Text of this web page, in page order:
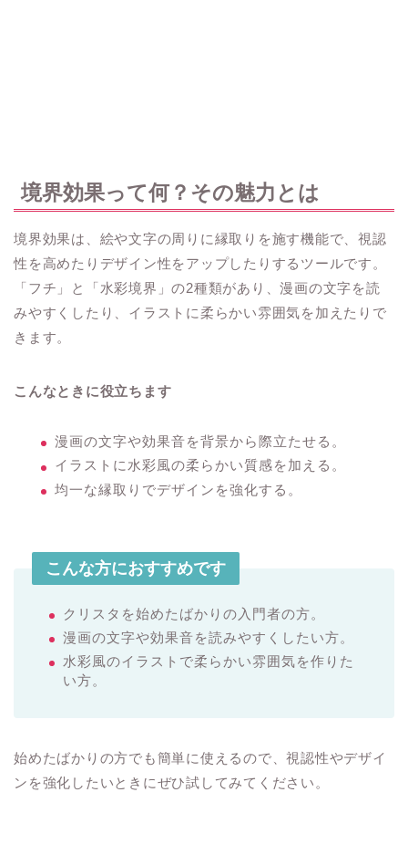
境界効果って何？その魅力とは
境界効果は、絵や文字の周りに縁取りを施す機能で、視認
性を高めたりデザイン性をアップしたりするツールです。
「フチ」と「水彩境界」の2種類があり、漫画の文字を読
みやすくしたり、イラストに柔らかい雰囲気を加えたりで
きます。
こんなときに役立ちます
漫画の文字や効果音を背景から際立たせる。
イラストに水彩風の柔らかい質感を加える。
均一な縁取りでデザインを強化する。
こんな方におすすめです
クリスタを始めたばかりの入門者の方。
漫画の文字や効果音を読みやすくしたい方。
水彩風のイラストで柔らかい雰囲気を作りた
い方。
始めたばかりの方でも簡単に使えるので、視認性やデザイ
ンを強化したいときにぜひ試してみてください。